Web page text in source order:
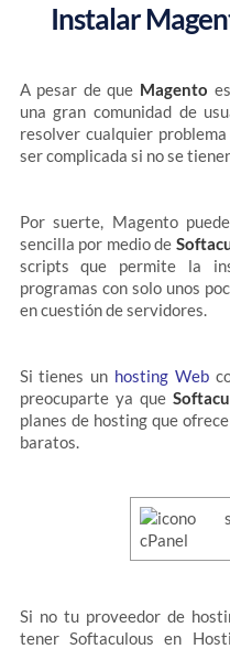
Instalar
A pesar de que Magento
una gran comunidad de
resolver cualquier
ser complicada si no se
Por suerte, Magento
sencilla por medio de
scripts que permite la
programas con solo unos
en cuestión de servidores.
Si tienes un hosting Web
preocuparte ya que
planes de hosting que
baratos.
Si no tu proveedor de
tener Softaculous en